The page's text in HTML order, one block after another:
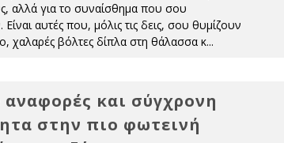
αλλά για το συναίσθημα που σου
αυτές που, μόλις τις δεις, σου θυμίζουν
χαλαρές βόλτες δίπλα στη θάλασσα κ...
και σύγχρονη
στην πιο φωτεινή